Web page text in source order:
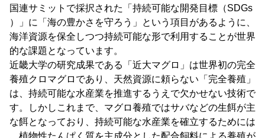
国連サミットで採択された「持続可能な開発目標（SDGs
）」に「海の豊かさを守ろう」という項目があるように、
海洋資源を保全しつつ持続可能な形で利用することが世界
的な課題となっています。
近畿大学の研究成果である「近大マグロ」は世界初の完全
養殖クロマグロであり、天然資源に頼らない「完全養殖」
は、持続可能な水産業を推進するうえで欠かせない技術で
す。しかしこれまで、マグロ養殖ではサバなどの生餌が主
な餌となっており、持続可能な水産業を確立するためには
、植物性たんぱく質を主成分とした配合飼料による養殖が